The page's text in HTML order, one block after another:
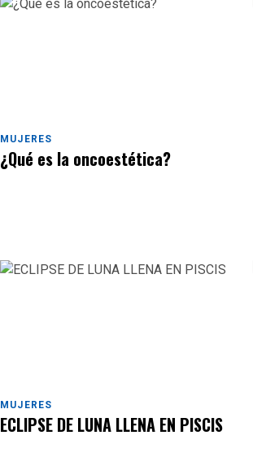
MUJERES
¿Qué es la oncoestética?
MUJERES
ECLIPSE DE LUNA LLENA EN PISCIS